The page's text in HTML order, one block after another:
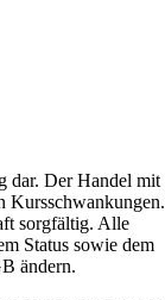
dar. Der Handel mit
Kursschwankungen.
sorgfältig. Alle
Status sowie dem
ändern.